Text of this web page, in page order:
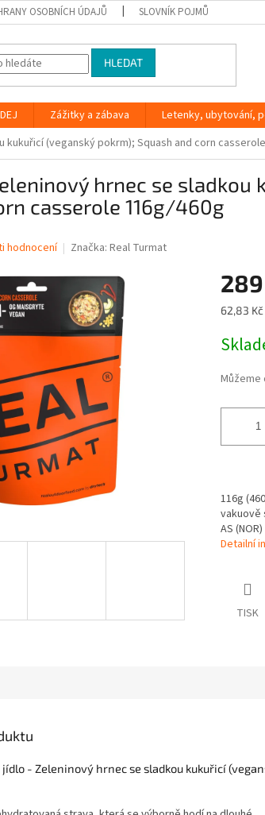
OSOBNÍCH ÚDAJŮ SLOVNÍK POJMŮ
HLEDAT
Zážitky a zábava
Letenky, ubytování,
kukuřicí (veganský pokrm); Squash and corn
hrnec se sladkou
casserole 116g/460g
hodnocení Značka: Real Turmat
Měrná
62,83
116g
vakuově
AS (NOR)
Detailní
TISK
- Zeleninový hrnec se sladkou kukuřicí